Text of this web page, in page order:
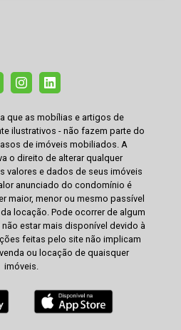
que as mobílias e artigos de
ilustrativos - não fazem parte do
de imóveis mobiliados. A
o direito de alterar qualquer
valores e dados de seus imóveis
anunciado do condomínio é
maior, menor ou mesmo passível
locação. Pode ocorrer de algum
estar mais disponível devido à
feitas pelo site não implicam
ou locação de quaisquer
imóveis.